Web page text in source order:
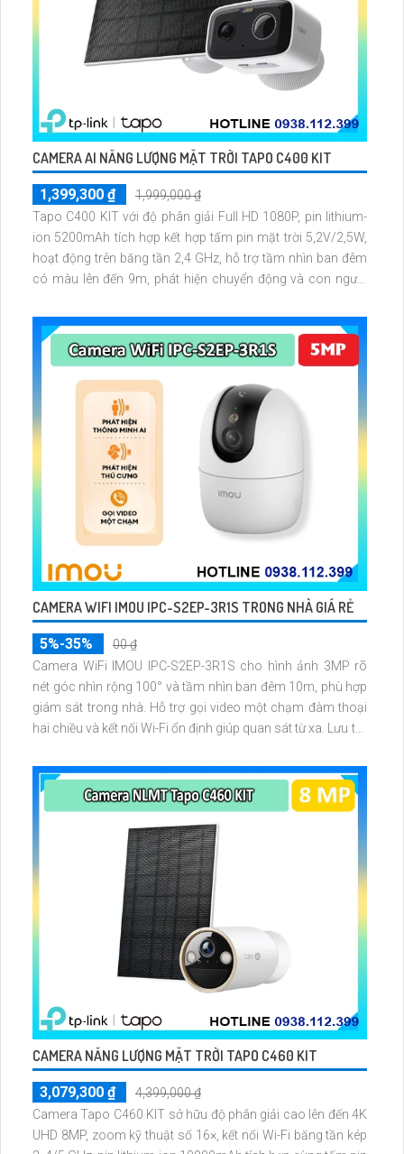
CAMERA AI NĂNG LƯỢNG MẶT TRỜI TAPO C400 KIT
1,399,300 ₫
1,999,000 ₫
Tapo C400 KIT với độ phân giải Full HD 1080P, pin lithium-
ion 5200mAh tích hợp kết hợp tấm pin mặt trời 5,2V/2,5W,
hoạt động trên băng tần 2,4 GHz, hỗ trợ tầm nhìn ban đêm
có màu lên đến 9m, phát hiện chuyển động và con người
512GB
CAMERA WIFI IMOU IPC-S2EP-3R1S TRONG NHÀ GIÁ RẺ
5%-35%
00 ₫
Camera WiFi IMOU IPC-S2EP-3R1S cho hình ảnh 3MP rõ
nét góc nhìn rộng 100° và tầm nhìn ban đêm 10m, phù hợp
giám sát trong nhà. Hỗ trợ gọi video một chạm đàm thoại
hai chiều và kết nối Wi-Fi ổn định giúp quan sát từ xa. Lưu trữ
dễ lắp đặt cho gia đình và văn phòng nhỏ.
CAMERA NĂNG LƯỢNG MẶT TRỜI TAPO C460 KIT
3,079,300 ₫
4,399,000 ₫
Camera Tapo C460 KIT sở hữu độ phân giải cao lên đến 4K
UHD 8MP, zoom kỹ thuật số 16×, kết nối Wi-Fi băng tần kép